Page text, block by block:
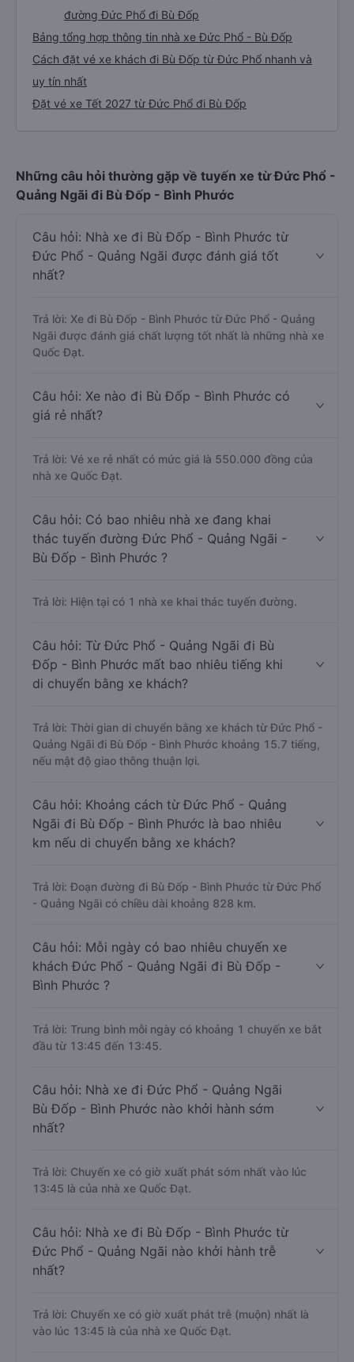
đường Đức Phổ đi Bù Đốp
Bảng tổng hợp thông tin nhà xe Đức Phổ - Bù Đốp
Cách đặt vé xe khách đi Bù Đốp từ Đức Phổ nhanh và
uy tín nhất
Đặt vé xe Tết 2027 từ Đức Phổ đi Bù Đốp
Những câu hỏi thường gặp về tuyến xe từ Đức Phổ -
Quảng Ngãi đi Bù Đốp - Bình Phước
Câu hỏi: Nhà xe đi Bù Đốp - Bình Phước từ
Đức Phổ - Quảng Ngãi được đánh giá tốt
nhất?
Trả lời: Xe đi Bù Đốp - Bình Phước từ Đức Phổ - Quảng
Ngãi được đánh giá chất lượng tốt nhất là những nhà xe
Quốc Đạt.
Câu hỏi: Xe nào đi Bù Đốp - Bình Phước có
giá rẻ nhất?
Trả lời: Vé xe rẻ nhất có mức giá là 550.000 đồng của
nhà xe Quốc Đạt.
Câu hỏi: Có bao nhiêu nhà xe đang khai
thác tuyến đường Đức Phổ - Quảng Ngãi -
Bù Đốp - Bình Phước ?
Trả lời: Hiện tại có 1 nhà xe khai thác tuyến đường.
Câu hỏi: Từ Đức Phổ - Quảng Ngãi đi Bù
Đốp - Bình Phước mất bao nhiêu tiếng khi
di chuyển bằng xe khách?
Trả lời: Thời gian di chuyển bằng xe khách từ Đức Phổ -
Quảng Ngãi đi Bù Đốp - Bình Phước khoảng 15.7 tiếng,
nếu mật độ giao thông thuận lợi.
Câu hỏi: Khoảng cách từ Đức Phổ - Quảng
Ngãi đi Bù Đốp - Bình Phước là bao nhiêu
km nếu di chuyển bằng xe khách?
Trả lời: Đoạn đường đi Bù Đốp - Bình Phước từ Đức Phổ
- Quảng Ngãi có chiều dài khoảng 828 km.
Câu hỏi: Mỗi ngày có bao nhiêu chuyến xe
khách Đức Phổ - Quảng Ngãi đi Bù Đốp -
Bình Phước ?
Trả lời: Trung bình mỗi ngày có khoảng 1 chuyến xe bắt
đầu từ 13:45 đến 13:45.
Câu hỏi: Nhà xe đi Đức Phổ - Quảng Ngãi
Bù Đốp - Bình Phước nào khởi hành sớm
nhất?
Trả lời: Chuyến xe có giờ xuất phát sớm nhất vào lúc
13:45 là của nhà xe Quốc Đạt.
Câu hỏi: Nhà xe đi Bù Đốp - Bình Phước từ
Đức Phổ - Quảng Ngãi nào khởi hành trễ
nhất?
Trả lời: Chuyến xe có giờ xuất phát trễ (muộn) nhất là
vào lúc 13:45 là của nhà xe Quốc Đạt.